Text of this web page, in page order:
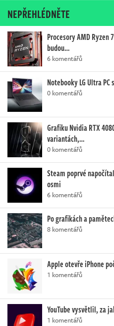
NEPŘEHLÉDNĚTE
Procesory AMD
budou…
6 komentářů
Notebooky LG Ultra
0 komentářů
Grafiku Nvidia RTX
variantách,…
0 komentářů
Steam poprvé
osmi
6 komentářů
Po grafikách a
8 komentářů
Apple otevře iPhone
1 komentářů
YouTube vysvětlil, za
1 komentářů